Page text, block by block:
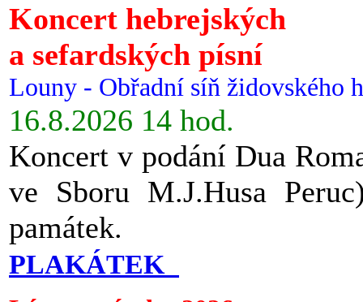
Koncert hebrejských
a sefardských písní
Louny - Obřadní síň židovského
16.8.2026 14 hod.
Koncert v podání Dua
ve Sboru M.J.Husa
památek.
PLAKÁTEK